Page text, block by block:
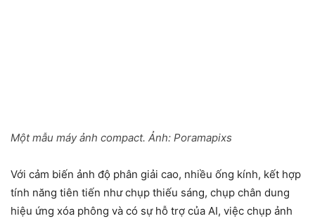
Một mẫu máy ảnh compact. Ảnh: Poramapixs
Với cảm biến ảnh độ phân giải cao, nhiều ống kính, kết hợp
tính năng tiên tiến như chụp thiếu sáng, chụp chân dung
hiệu ứng xóa phông và có sự hỗ trợ của AI, việc chụp ảnh